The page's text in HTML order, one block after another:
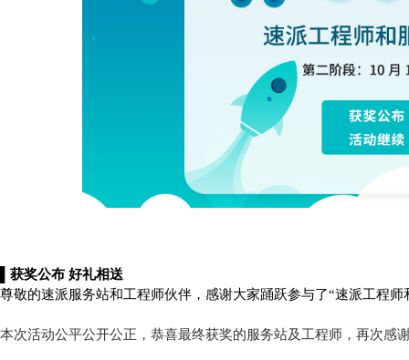
▌获奖公布 好礼相送
尊敬的速派服务站和工程师伙伴，感谢大家踊跃参与了“速派工程
本次活动公平公开公正，恭喜最终获奖的服务站及工程师，再次感